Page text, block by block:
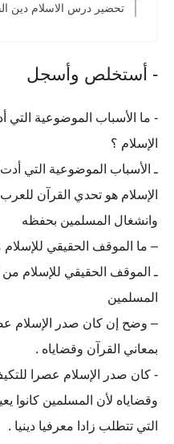
تحضير درس الاسلام دين
- أستخلص وأسجل
- ما الأسباب الموضوعية
الإسلام ؟
ـ الأسباب الموضوعية التي
الإسلام هو تحدي القرآن
وانشغال المسلمين بحفظه
– ما الموقف الحقيقي
ـ الموقف الحقيقي للإسلام
المسلمين
– وضح إن كان صدر الإسلام
بمعاني القرآن وقضاياه .
- كان صدر الإسلام عصرا
وقضاياه لأن المسلمين كانوا
التي تتطلب زادا معرفيا دينيا .